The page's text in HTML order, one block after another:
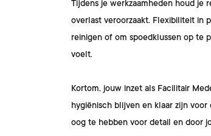
Tijdens je werkzaamheden houd je
overlast veroorzaakt. Flexibiliteit in
reinigen of om spoedklussen op te
voelt.
Kortom, jouw inzet als Facilitair
hygiënisch blijven en klaar zijn
oog te hebben voor detail en door